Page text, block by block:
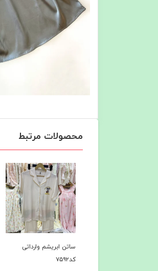
محصولات مرتبط
ساتن ابریشم وارداتی
ک‌د۷۵۹۱